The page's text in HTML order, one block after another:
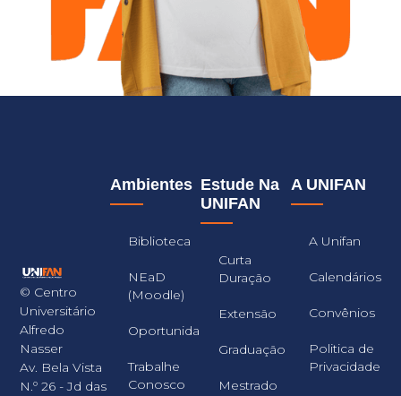
© Centro
Universitário
Alfredo
Nasser
Av. Bela Vista
N.º 26 - Jd das
A UNIFAN
A Unifan
Calendários
Convênios
Politica de
Privacidade
Estude Na
UNIFAN
Curta
Duração
Extensão
Graduação
Mestrado
Ambientes
Biblioteca
NEaD
(Moodle)
Oportunidades
Trabalhe
Conosco